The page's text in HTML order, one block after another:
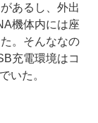
あるし、外出
機体内には座
。そんななの
充電環境はコ
いた。